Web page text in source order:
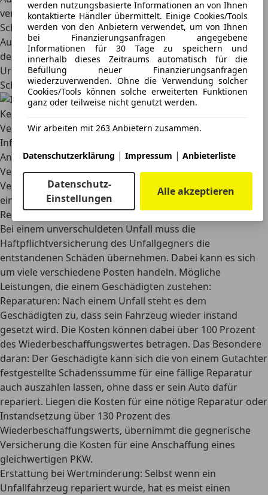
werden nutzungsbasierte Informationen an von Ihnen
kontaktierte Händler übermittelt. Einige Cookies/Tools
werden von den Anbietern verwendet, um von Ihnen
bei Finanzierungsanfragen angegebene
Informationen für 30 Tage zu speichern und
innerhalb dieses Zeitraums automatisch für die
Befüllung neuer Finanzierungsanfragen
wiederzuverwenden. Ohne die Verwendung solcher
Cookies/Tools können solche erweiterten Funktionen
ganz oder teilweise nicht genutzt werden.
Wir arbeiten mit 263 Anbietern zusammen.
Datenschutzerklärung | Impressum | Anbieterliste
Datenschutz-
Einstellungen
Alle akzeptieren
verpflichtet, alle nötigen Informationen zur
Schadensaufklärung bereitzustellen. Zur
Aufklärungspflicht gehört es außerdem, die Ursache oder
den Umfang des Schadens genau zu übermitteln. Die
Ursachen und der Umfang werden ausführlich im
Schadensbericht übermittelt.
Keine Unterschlagung oder Falschangaben
Versicherungsnehmer sollten im Schadensbericht keine
Informationen unterschlagen oder bewusst falsche
Angaben machen. Damit riskieren sie ihren
Versicherungsschutz. Im schlimmsten Fall übernimmt die
Versicherung den Schaden nicht und es droht zusätzlich
eine Anzeige.
Rechte des Versicherten
Bei einem unverschuldeten Unfall muss die
Haftpflichtversicherung des Unfallgegners die
entstandenen Schäden übernehmen. Dabei kann es sich
um viele verschiedene Posten handeln. Mögliche
Leistungen, die einem Geschädigten zustehen:
Reparaturen: Nach einem Unfall steht es dem
Geschädigten zu, dass sein Fahrzeug wieder instand
gesetzt wird. Die Kosten können dabei über 100 Prozent
des Wiederbeschaffungswertes betragen. Das Besondere
daran: Der Geschädigte kann sich die von einem Gutachter
festgestellte Schadenssumme für eine fällige Reparatur
auch auszahlen lassen, ohne dass er sein Auto dafür
repariert. Liegen die Kosten für eine nötige Reparatur oder
Instandsetzung über 130 Prozent des
Wiederbeschaffungswerts, übernimmt die gegnerische
Versicherung die Kosten für eine Anschaffung eines
gleichwertigen PKW.
Erstattung bei Wertminderung: Selbst wenn ein
Unfallfahrzeug repariert wurde, hat es meist einen